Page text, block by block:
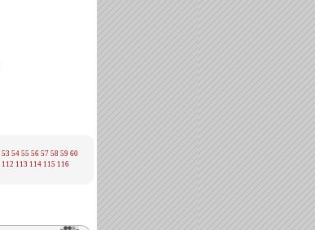
53 54 55 56 57 58 59 60
112 113 114 115 116